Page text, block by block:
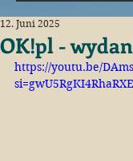
OK!pl -
12. Juni 2025
https://youtu.be/